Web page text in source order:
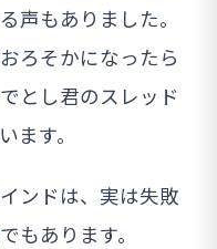
声もありました。
ろそかになったら
とし君のスレッド
ます。
ンドは、実は失敗
もあります。